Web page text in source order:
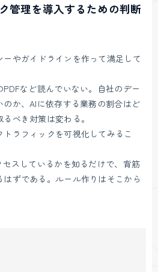
管理を導入するための判断
ーやガイドラインを作って満足して
など読んでいない。自社のデー
か、AIに依存する業務の割合はど
べき対策は変わる。
ラフィックを可視化してみるこ
セスしているかを知るだけで、背筋
ずである。ルール作りはそこから